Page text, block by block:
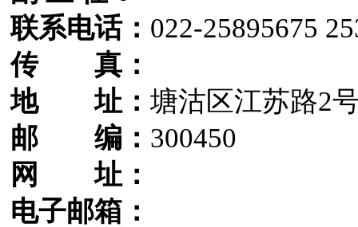
联系电话： 022-25895675
传 真：
地 址： 塘沽区江苏路2
邮 编： 300450
网 址：
电子邮箱：